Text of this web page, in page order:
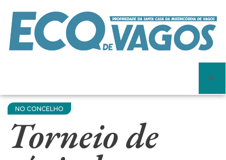
NO CONCELHO
Torneio de